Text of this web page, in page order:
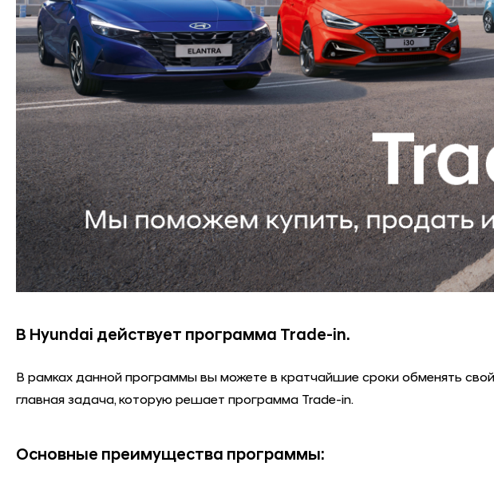
В Hyundai действует программа Trade-in.
В рамках данной программы вы можете в кратчайшие сроки обменять
главная задача, которую решает программа Trade-in.
Основные преимущества программы: